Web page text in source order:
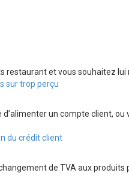
restaurant et vous souhaitez lui
sur trop perçu
un compte client,
du crédit client
de TVA aux produits